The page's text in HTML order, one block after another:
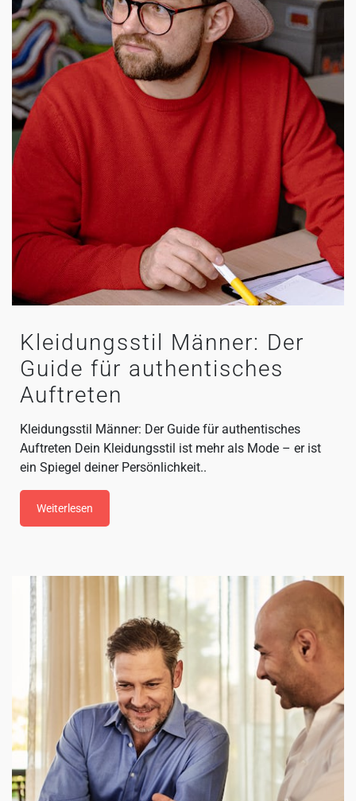
Kleidungsstil Männer: Der
Guide für authentisches
Auftreten
Kleidungsstil Männer: Der Guide für authentisches
Auftreten Dein Kleidungsstil ist mehr als Mode – er ist
ein Spiegel deiner Persönlichkeit..
Weiterlesen